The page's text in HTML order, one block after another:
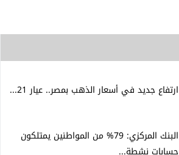
ارتفاع جديد في أسعار الذهب بمصر.. عيار 21...
البنك المركزي: 79% من المواطنين يمتلكون
حسابات نشطة...